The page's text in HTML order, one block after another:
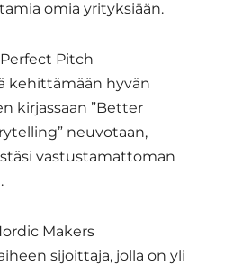
omia yrityksiään.
Pitch
kehittämään hyvän
kirjassaan ”Better
neuvotaan,
vastustamattoman
Makers
sijoittaja, jolla on yli